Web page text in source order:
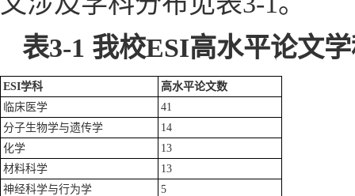
表3-1 我校ESI高水平论文
ESI学科 高水平论文数
临床医学
41
分子生物学与遗传学
14
化学
13
材料科学
13
神经科学与行为学
5